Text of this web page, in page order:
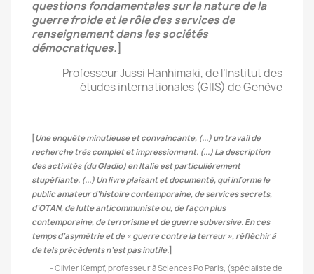
questions fondamentales sur la nature de la
guerre froide et le rôle des services de
renseignement dans les sociétés
démocratiques.]
- Professeur Jussi Hanhimaki, de l’Institut des
études internationales (GIIS) de Genève
[Une enquête minutieuse et convaincante, (...) un travail de
recherche très complet et impressionnant. (...) La description
des activités (du Gladio) en Italie est particulièrement
stupéfiante. (...) Un livre plaisant et documenté, qui informe le
public amateur d’histoire contemporaine, de services secrets,
d’OTAN, de lutte anticommuniste ou, de façon plus
contemporaine, de terrorisme et de guerre subversive. En ces
temps d’asymétrie et de « guerre contre la terreur », réfléchir à
de tels précédents n’est pas inutile.]
- Olivier Kempf, professeur à Sciences Po Paris, (spécialiste de